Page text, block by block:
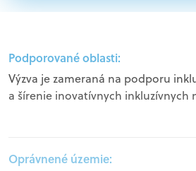
Podporované oblasti:
Výzva je zameraná na podporu
a šírenie inovatívnych inkluzívnych
Oprávnené územie: